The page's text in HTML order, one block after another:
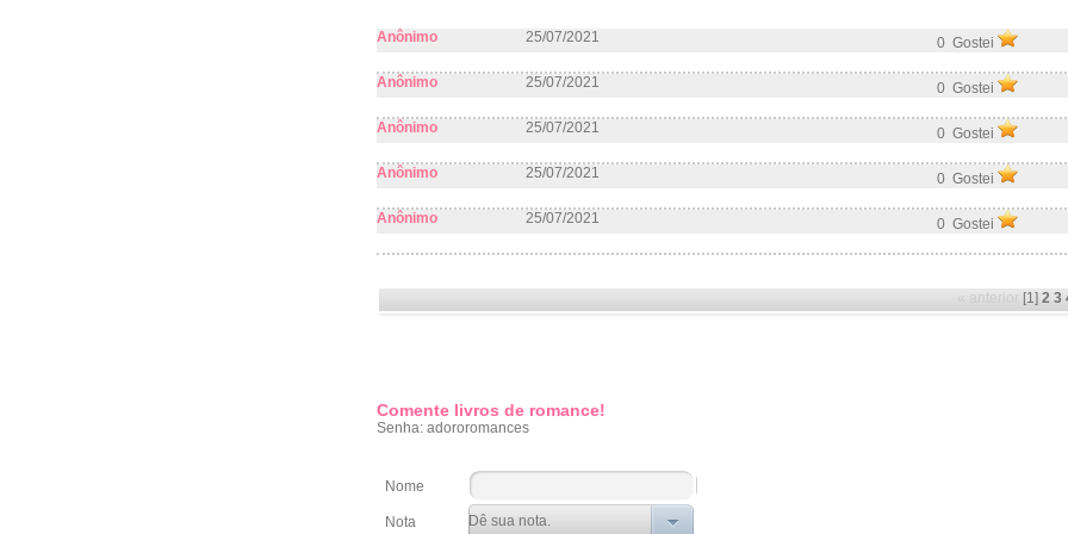
Anônimo 25/07/2021 0 Gostei
Anônimo 25/07/2021 0 Gostei
Anônimo 25/07/2021 0 Gostei
Anônimo 25/07/2021 0 Gostei
Anônimo 25/07/2021 0 Gostei
« anterior [1] 2 3
Comente livros de romance!
Senha: adororomances
Nome
Nota